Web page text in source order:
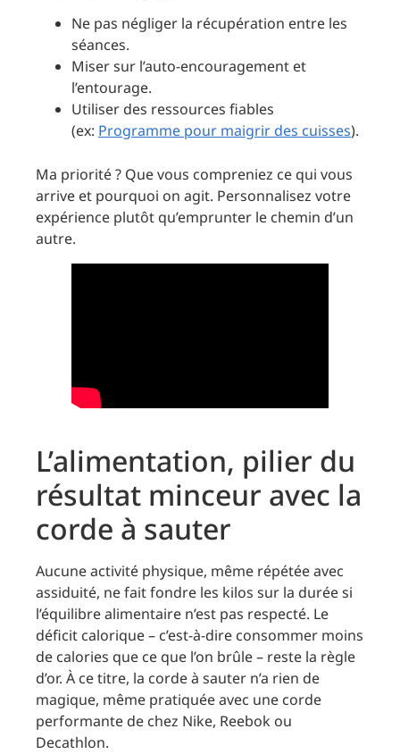
Ne pas négliger la récupération entre les
séances.
Miser sur l’auto-encouragement et
l’entourage.
Utiliser des ressources fiables
(ex: Programme pour maigrir des cuisses).
Ma priorité ? Que vous compreniez ce qui vous
arrive et pourquoi on agit. Personnalisez votre
expérience plutôt qu’emprunter le chemin d’un
autre.
L’alimentation, pilier du
résultat minceur avec la
corde à sauter
Aucune activité physique, même répétée avec
assiduité, ne fait fondre les kilos sur la durée si
l’équilibre alimentaire n’est pas respecté. Le
déficit calorique – c’est-à-dire consommer moins
de calories que ce que l’on brûle – reste la règle
d’or. À ce titre, la corde à sauter n’a rien de
magique, même pratiquée avec une corde
performante de chez Nike, Reebok ou
Decathlon.